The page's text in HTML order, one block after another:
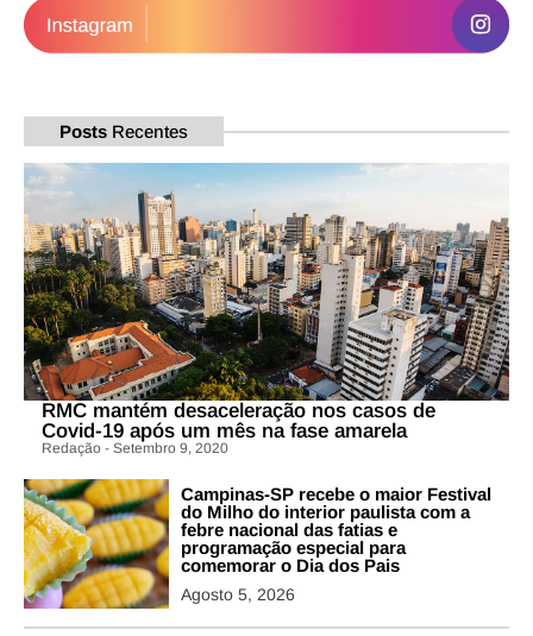
Posts Recentes
RMC mantém desaceleração nos casos de
Covid-19 após um mês na fase amarela
Redação - Setembro 9, 2020
Campinas-SP recebe o maior Festival
do Milho do interior paulista com a
febre nacional das fatias e
programação especial para
comemorar o Dia dos Pais
Agosto 5, 2026